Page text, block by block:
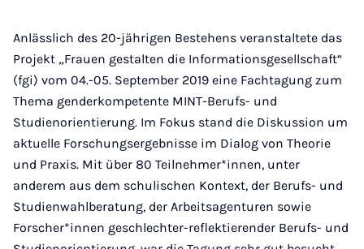
Mail
Anlässlich des 20-jährigen Bestehens veranstaltete das
Projekt „Frauen gestalten die Informationsgesellschaft“
(fgi) vom 04.-05. September 2019 eine Fachtagung zum
Thema genderkompetente MINT-Berufs- und
Studienorientierung. Im Fokus stand die Diskussion um
aktuelle Forschungsergebnisse im Dialog von Theorie
und Praxis. Mit über 80 Teilnehmer*innen, unter
anderem aus dem schulischen Kontext, der Berufs- und
Studienwahlberatung, der Arbeitsagenturen sowie
Forscher*innen geschlechter-reflektierender Berufs- und